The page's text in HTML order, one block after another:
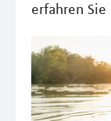
erfahren